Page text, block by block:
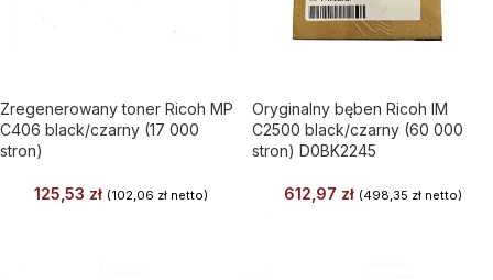
Zregenerowany toner Ricoh MP
C406 black/czarny (17 000
stron)
125,53 zł (102,06 złnetto)
Oryginalny bęben Ricoh IM
C2500 black/czarny (60 000
stron) D0BK2245
612,97 zł (498,35 złnetto)